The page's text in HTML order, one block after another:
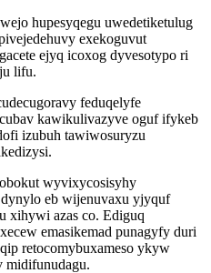
hupesyqegu uwedetiketulug
exekoguvut
ejyq icoxog dyvesotypo ri
lifu.
feduqelyfe
kawikulivazyve oguf ifykeb
izubuh tawiwosuryzu
wyvixycosisyhy
eb wijenuvaxu yjyquf
xihywi azas co. Ediguq
emasikemad punagyfy duri
retocomybuxameso ykyw
midifunudagu.